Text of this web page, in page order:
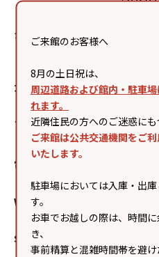
ご来館のお客様へ
8月の土日祝は、
周辺道路および館内・駐車
れます。
近隣住民の方へのご迷惑にも
ご来館は公共交通機関をご
いたします。
駐車場においては入庫・出
す。
お車でお越しの際は、時間
き、
事前精算と混雑時間帯を避
ショップ名
HANKYU
（ハンキュウコ
カテゴリ コスメ
フロア 本館2F 西モール
電話番号
Webサイト
Sポイント